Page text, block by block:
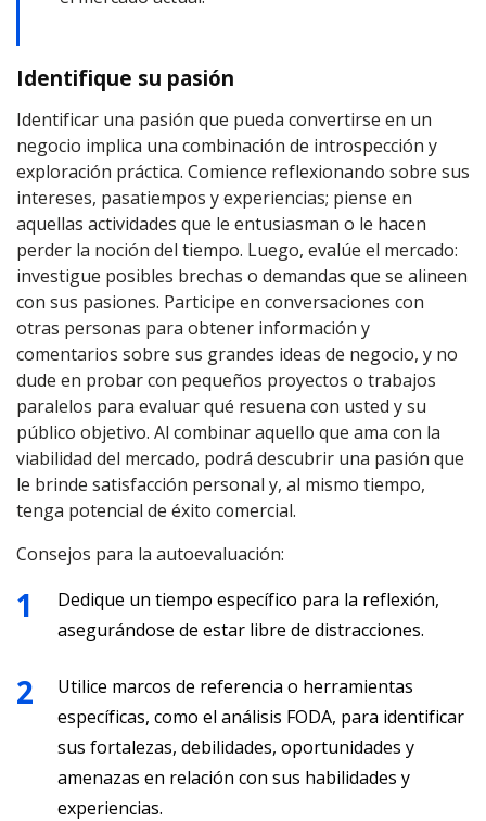
Identifique su pasión
Identificar una pasión que pueda convertirse en un
negocio implica una combinación de introspección y
exploración práctica. Comience reflexionando sobre sus
intereses, pasatiempos y experiencias; piense en
aquellas actividades que le entusiasman o le hacen
perder la noción del tiempo. Luego, evalúe el mercado:
investigue posibles brechas o demandas que se alineen
con sus pasiones. Participe en conversaciones con
otras personas para obtener información y
comentarios sobre sus grandes ideas de negocio, y no
dude en probar con pequeños proyectos o trabajos
paralelos para evaluar qué resuena con usted y su
público objetivo. Al combinar aquello que ama con la
viabilidad del mercado, podrá descubrir una pasión que
le brinde satisfacción personal y, al mismo tiempo,
tenga potencial de éxito comercial.
Consejos para la autoevaluación:
Dedique un tiempo específico para la reflexión,
asegurándose de estar libre de distracciones.
Utilice marcos de referencia o herramientas
específicas, como el análisis FODA, para identificar
sus fortalezas, debilidades, oportunidades y
amenazas en relación con sus habilidades y
experiencias.